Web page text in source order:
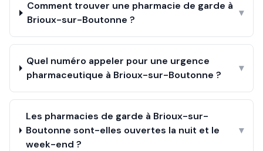
Comment trouver une pharmacie de garde à
Brioux-sur-Boutonne ?
▾
Quel numéro appeler pour une urgence
pharmaceutique à Brioux-sur-Boutonne ?
▾
Les pharmacies de garde à Brioux-sur-
Boutonne sont-elles ouvertes la nuit et le
week-end ?
▾